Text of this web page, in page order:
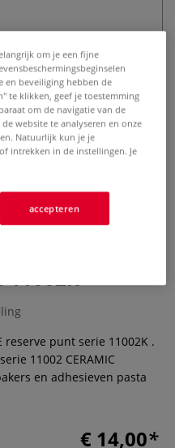
ZIRCON LINE
reserve punt serie 11002K .
11002 CERAMIC
en adhesieven pasta
€ 14,00
om je een fijne
en beveiliging hebben de
te klikken, geef je toestemming
om de navigatie van de
website te analyseren en onze
Natuurlijk kun je je
intrekken in de instellingen. Je
accepteren